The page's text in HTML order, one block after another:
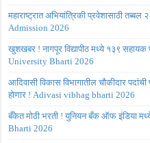
महाराष्ट्रात अभियांत्रिकी प्रवेशासाठी
Admission 2026
खुशखबर ! नागपूर विद्यापीठ मध्ये १३९
University Bharti 2026
आदिवासी विकास विभागातील चौकीदार
होणार ! Adivasi vibhag bharti 2026
बँकेत मोठी भरती ! युनियन बँक ऑफ इंडिया
Bharti 2026